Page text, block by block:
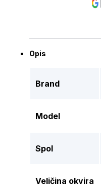
Opis
Brand
Model
Spol
Veličina okvira